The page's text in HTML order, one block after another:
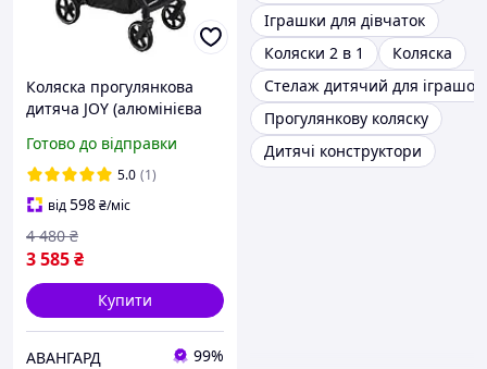
Коляска прогулянкова
дитяча JOY (алюмінієва
спинки, складна,
поліуретан колеса)
фіолетовий
Готово до відправки
5.0 (1)
від598₴/міс
3 585₴
4 480 ₴
Купити
АВАНГАРД 99%
Іграшки для дівчаток
Коляски 2 в 1
Коляска
Стелаж дитячий для іграшок
Прогулянкову коляску
Дитячі конструктори